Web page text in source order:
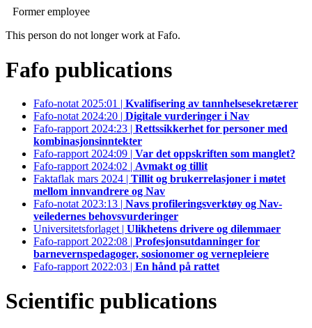
Former employee
This person do not longer work at Fafo.
Fafo publications
Fafo-notat 2025:01 | Kvalifisering av tannhelsesekretærer
Fafo-notat 2024:20 | Digitale vurderinger i Nav
Fafo-rapport 2024:23 | Rettssikkerhet for personer med
kombinasjonsinntekter
Fafo-rapport 2024:09 | Var det oppskriften som manglet?
Fafo-rapport 2024:02 | Avmakt og tillit
Faktaflak mars 2024 | Tillit og brukerrelasjoner i møtet
mellom innvandrere og Nav
Fafo-notat 2023:13 | Navs profileringsverktøy og Nav-
veiledernes behovsvurderinger
Universitetsforlaget | Ulikhetens drivere og dilemmaer
Fafo-rapport 2022:08 | Profesjonsutdanninger for
barnevernspedagoger, sosionomer og vernepleiere
Fafo-rapport 2022:03 | En hånd på rattet
Scientific publications